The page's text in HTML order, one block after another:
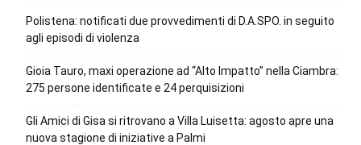
Polistena: notificati due provvedimenti di D.A.SPO. in seguito
agli episodi di violenza
Gioia Tauro, maxi operazione ad “Alto Impatto” nella Ciambra:
275 persone identificate e 24 perquisizioni
Gli Amici di Gisa si ritrovano a Villa Luisetta: agosto apre una
nuova stagione di iniziative a Palmi